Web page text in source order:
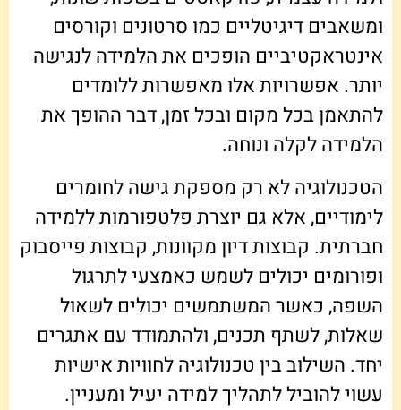
ומשאבים דיגיטליים כמו סרטונים וקורסים
אינטראקטיביים הופכים את הלמידה לנגישה
יותר. אפשרויות אלו מאפשרות ללומדים
להתאמן בכל מקום ובכל זמן, דבר ההופך את
הלמידה לקלה ונוחה.
הטכנולוגיה לא רק מספקת גישה לחומרים
לימודיים, אלא גם יוצרת פלטפורמות ללמידה
חברתית. קבוצות דיון מקוונות, קבוצות פייסבוק
ופורומים יכולים לשמש כאמצעי לתרגול
השפה, כאשר המשתמשים יכולים לשאול
שאלות, לשתף תכנים, ולהתמודד עם אתגרים
יחד. השילוב בין טכנולוגיה לחוויות אישיות
עשוי להוביל לתהליך למידה יעיל ומעניין.